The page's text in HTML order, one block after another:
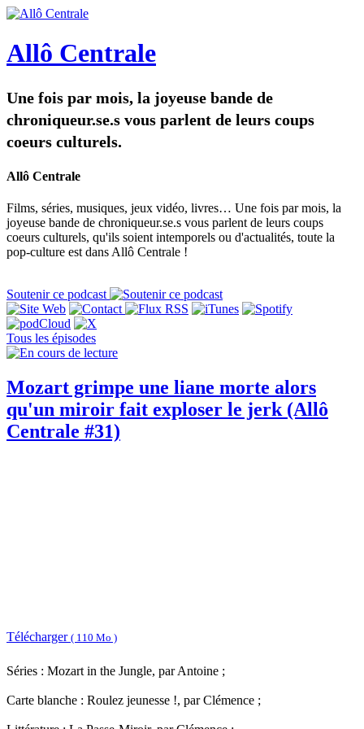
Allô Centrale
Une fois par mois, la joyeuse bande de
chroniqueur.se.s vous parlent de leurs coups
coeurs culturels.
Allô Centrale
Films, séries, musiques, jeux vidéo, livres… Une fois par mois, la
joyeuse bande de chroniqueur.se.s vous parlent de leurs coups
coeurs culturels, qu'ils soient intemporels ou d'actualités, toute la
pop-culture est dans Allô Centrale !
Soutenir ce podcast
Tous les épisodes
Mozart grimpe une liane morte alors
qu'un miroir fait exploser le jerk (Allô
Centrale #31)
Télécharger ( 110 Mo )
Séries : Mozart in the Jungle, par Antoine ;
Carte blanche : Roulez jeunesse !, par Clémence ;